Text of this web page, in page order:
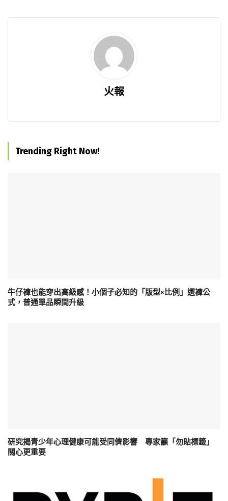
火報
Trending Right Now!
牛仔褲也能穿出高級感！小個子必知的「版型×比例」選褲公
式，普通單品瞬間升級
研究揭青少年心理健康可能受同儕影響 專家籲「勿貼標籤」
關心更重要